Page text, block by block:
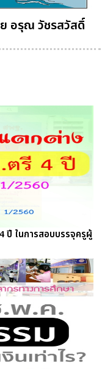
อรุณ วัชรสวัสดิ์
ปี ในการสอบบรรจุครูผู้